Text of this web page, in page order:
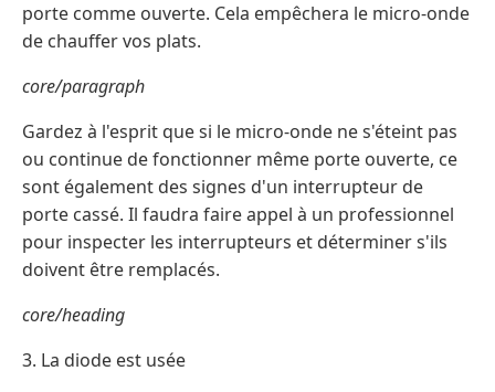
porte comme ouverte. Cela empêchera le micro-onde
de chauffer vos plats.
core/paragraph
Gardez à l'esprit que si le micro-onde ne s'éteint pas
ou continue de fonctionner même porte ouverte, ce
sont également des signes d'un interrupteur de
porte cassé. Il faudra faire appel à un professionnel
pour inspecter les interrupteurs et déterminer s'ils
doivent être remplacés.
core/heading
3. La diode est usée